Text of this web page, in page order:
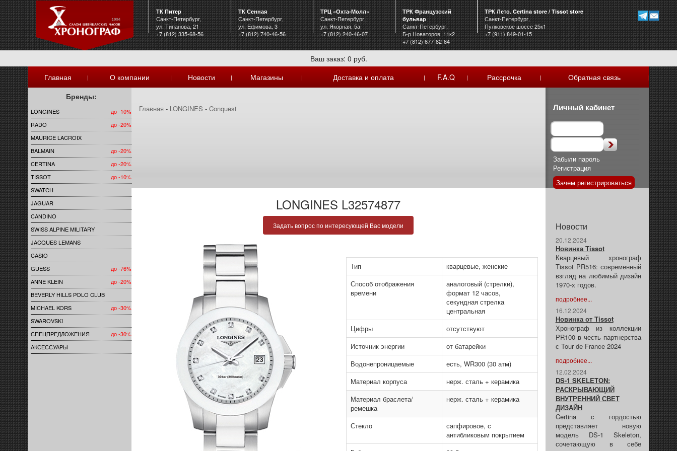
ТК Питер
Санкт-Петербург,
ул. Типанова, 21
+7 (812) 335-68-56
ТК Сенная
Санкт-Петербург,
ул. Ефимова, 3
+7 (812) 740-46-56
ТРЦ «Охта-Молл»
Санкт-Петербург,
ул. Якорная, 5а
+7 (812) 240-46-07
ТРК Французский
бульвар
Санкт-Петербург,
Б-р Новаторов, 11к2
+7 (812) 677-82-64
ТРК Лето. Certina store / Tissot store
Санкт-Петербург,
Пулковское шоссе 25к1
+7 (911) 849-01-15
Ваш заказ: 0 руб.
Главная
| О компании | Новости | Магазины | Доставка и оплата | F.A.Q | Рассрочка | Обратная связь |
Бренды:
LONGINES
до -10%
RADO
до -20%
MAURICE LACROIX
BALMAIN
до -20%
CERTINA
до -20%
TISSOT
до -10%
SWATCH
JAGUAR
CANDINO
SWISS ALPINE MILITARY
JACQUES LEMANS
CASIO
GUESS
до -76%
ANNE KLEIN
до -20%
BEVERLY HILLS POLO CLUB
MICHAEL KORS
до -30%
SWAROVSKI
СПЕЦПРЕДЛОЖЕНИЯ
до -30%
АКСЕССУАРЫ
Главная - LONGINES -Conquest
LONGINES L32574877
Задать вопрос по интересующей Вас модели
Тип
кварцевые, женские
Способ отображения
времени
аналоговый (стрелки),
формат 12 часов,
секундная стрелка
центральная
Цифры
отсутствуют
Источник энергии
от батарейки
Водонепроницаемые
есть, WR300 (30 атм)
Материал корпуса
нерж. сталь + керамика
Материал браслета/
ремешка
нерж. сталь + керамика
Стекло
сапфировое, с
антибликовым покрытием
Личный кабинет
Забыли пароль
Регистрация
Зачем регистрироваться
Новости
20.12.2024
Новинка Tissot
Кварцевый хронограф
Tissot PR516: современный
взгляд на любимый дизайн
1970-х годов.
подробнее...
16.12.2024
Новинка от Tissot
Хронограф из коллекции
PR100 в честь партнерства
с Tour de France 2024
подробнее...
12.02.2024
DS-1 SKELETON:
РАСКРЫВАЮЩИЙ
ВНУТРЕННИЙ СВЕТ
ДИЗАЙН
Certina с гордостью
представляет новую
модель DS-1 Skeleton,
сочетающую в себе